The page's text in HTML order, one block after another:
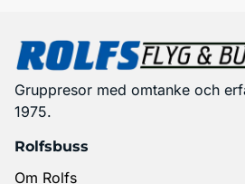
Gruppresor med omtanke och
1975.
Rolfsbuss
Om Rolfs